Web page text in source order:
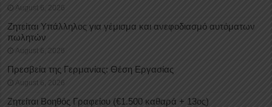
August 6, 2026
Ζητείται Υπάλληλος για γέμισμα και ανεφοδιασμό αυτόματων
πωλητών
August 6, 2026
Πρεσβεία της Γερμανίας: Θέση Εργασίας
August 6, 2026
Ζητείται Βοηθός Γραφείου (€1.500 καθαρά + 13ος)